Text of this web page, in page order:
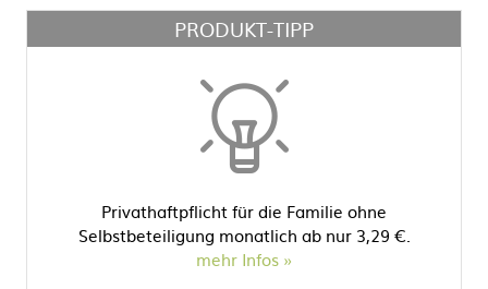
PRODUKT-TIPP
Privathaftpflicht für die Familie ohne
Selbstbeteiligung monatlich ab nur 3,29 €.
mehr Infos